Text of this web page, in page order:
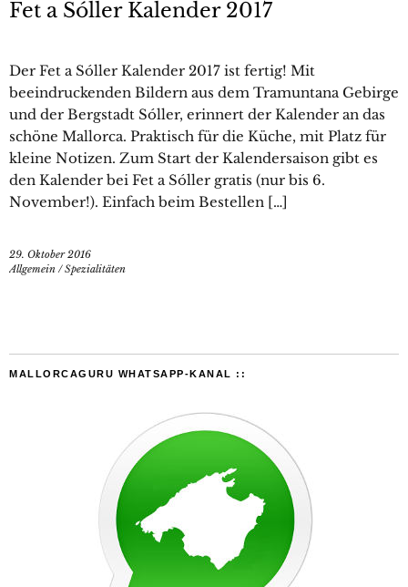
Fet a Sóller Kalender 2017
Der Fet a Sóller Kalender 2017 ist fertig! Mit
beeindruckenden Bildern aus dem Tramuntana Gebirge
und der Bergstadt Sóller, erinnert der Kalender an das
schöne Mallorca. Praktisch für die Küche, mit Platz für
kleine Notizen. Zum Start der Kalendersaison gibt es
den Kalender bei Fet a Sóller gratis (nur bis 6.
November!). Einfach beim Bestellen […]
29. Oktober 2016
Allgemein /Spezialitäten
MALLORCAGURU WHATSAPP-KANAL ::